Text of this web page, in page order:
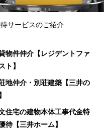
サービスのご紹介
物件仲介【レジデントファ
ト】
地仲介・別荘建築【三井の
住宅の建物本体工事代金特
待【三井ホーム】